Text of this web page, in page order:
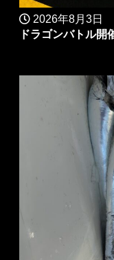
2026年8月3日
ドラゴンバトル